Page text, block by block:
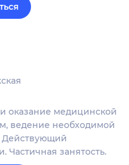
оказание медицинской
ведение необходимой
Действующий
Частичная занятость.